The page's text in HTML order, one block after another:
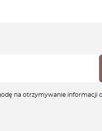
na otrzymywanie informacji